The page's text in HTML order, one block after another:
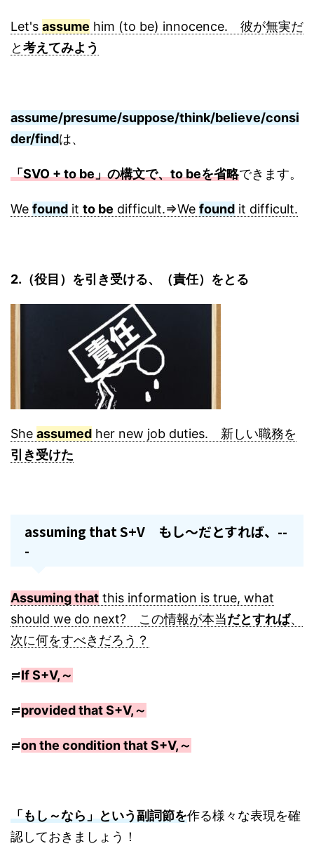
Let's assume him (to be) innocence. 彼が無実だ
と考えてみよう
assume/presume/suppose/think/believe/consi
der/findは、
「SVO + to be」の構文で、to beを省略できます。
We found it to be difficult.=>We found it difficult.
2.（役目）を引き受ける、（責任）をとる
She assumed her new job duties. 新しい職務を
引き受けた
assuming that S+V もし～だとすれば、--
-
Assuming that this information is true, what
should we do next? この情報が本当だとすれば、
次に何をすべきだろう？
≓If S+V,～
≓provided that S+V,～
≓on the condition that S+V,～
「もし～なら」という副詞節を作る様々な表現を確
認しておきましょう！